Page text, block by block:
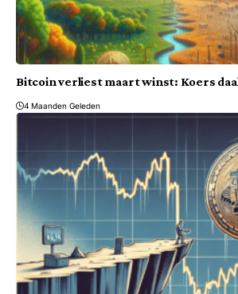
Bitcoin verliest maart winst: Koers
4 Maanden Geleden